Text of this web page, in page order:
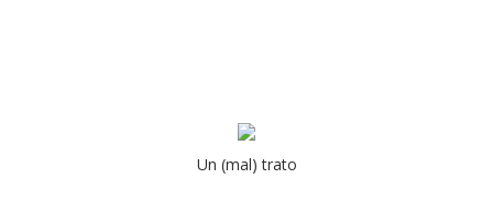
Un (mal) trato